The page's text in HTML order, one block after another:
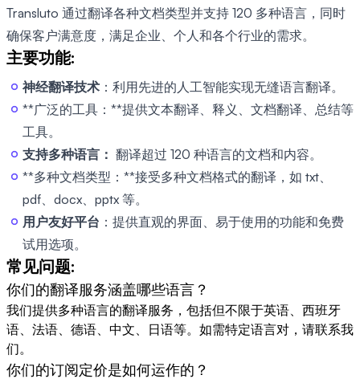
Transluto 通过翻译各种文档类型并支持 120 多种语言，同时
确保客户满意度，满足企业、个人和各个行业的需求。
主要功能:
神经翻译技术 ：利用先进的人工智能实现无缝语言翻译。
**广泛的工具：**提供文本翻译、释义、文档翻译、总结等
工具。
支持多种语言： 翻译超过 120 种语言的文档和内容。
**多种文档类型：**接受多种文档格式的翻译，如 txt、
pdf、docx、pptx 等。
用户友好平台 ：提供直观的界面、易于使用的功能和免费
试用选项。
常见问题:
你们的翻译服务涵盖哪些语言？
我们提供多种语言的翻译服务，包括但不限于英语、西班牙
语、法语、德语、中文、日语等。如需特定语言对，请联系我
们。
你们的订阅定价是如何运作的？